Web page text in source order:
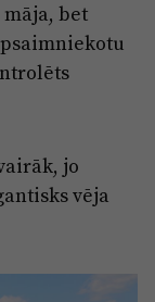
bet
jo
vēja